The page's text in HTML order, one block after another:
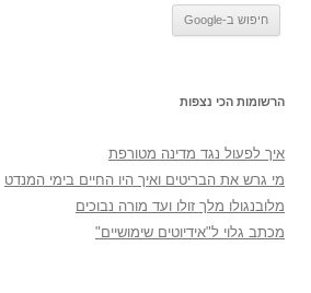
הרשומות הכי נצפות
איך לפעול נגד מדינה מטורפת
מי גרש את הבריטים ואיך היו החיים בימי המנדט
מלובנגולו מלך זולו ועד מורה נבוכים
מכתב גלוי ל"אידיוטים שימושיים"